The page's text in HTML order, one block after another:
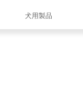
犬用製品